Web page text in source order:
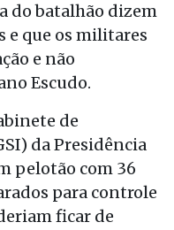
do batalhão dizem
e que os militares
e não
Escudo.
de
da Presidência
pelotão com 36
para controle
ficar de